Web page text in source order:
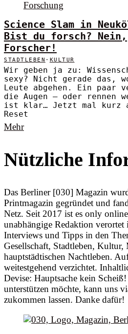
Science Slam in
Bist du forsch? Nein,
Forscher!
STADTLEBEN · KULTUR
Wir geben ja zu:
sexy? Nicht gerade das,
Leute abgehen. Ein paar
die Augen – oder rennen
ist klar… Jetzt mal kurz
Reset
Mehr
Nützliche
Das Berliner [030] Magazin
Printmagazin gegründet und
Netz. Seit 2017 ist es only
unabhängige Redaktion
Interviews und Tipps in den
Gesellschaft, Stadtleben,
hauptstädtischen Nachtleben.
weitestgehend verzichtet.
Devise: Hauptsache kein
unterstützen möchte, kann uns
zukommen lassen. Danke dafür!